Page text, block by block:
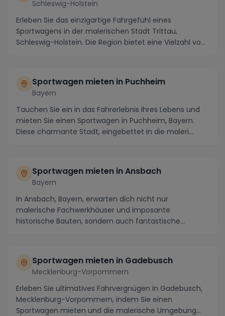
Schleswig-Holstein
Erleben Sie das einzigartige Fahrgefühl eines
Sportwagens in der malerischen Stadt Trittau,
Schleswig-Holstein. Die Region bietet eine Vielzahl von
Sportwagen mieten in Puchheim
Bayern
Tauchen Sie ein in das Fahrerlebnis Ihres Lebens und
mieten Sie einen Sportwagen in Puchheim, Bayern.
Diese charmante Stadt, eingebettet in die maleri...
Sportwagen mieten in Ansbach
Bayern
In Ansbach, Bayern, erwarten dich nicht nur
malerische Fachwerkhäuser und imposante
historische Bauten, sondern auch fantastische
Sportwagen mieten in Gadebusch
Mecklenburg-Vorpommern
Erleben Sie ultimatives Fahrvergnügen in Gadebusch,
Mecklenburg-Vorpommern, indem Sie einen
Sportwagen mieten und die malerische Umgebung